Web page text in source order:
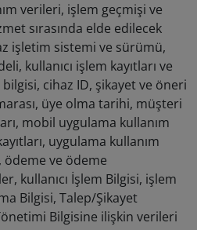
verileri, işlem geçmişi ve
sırasında elde edilecek
işletim sistemi ve sürümü,
kullanıcı işlem kayıtları ve
cihaz ID, şikayet ve öneri
üye olma tarihi, müşteri
mobil uygulama kullanım
uygulama kullanım
ödeme ve ödeme
kullanıcı İşlem Bilgisi, işlem
Bilgisi, Talep/Şikayet
Bilgisine ilişkin verileri